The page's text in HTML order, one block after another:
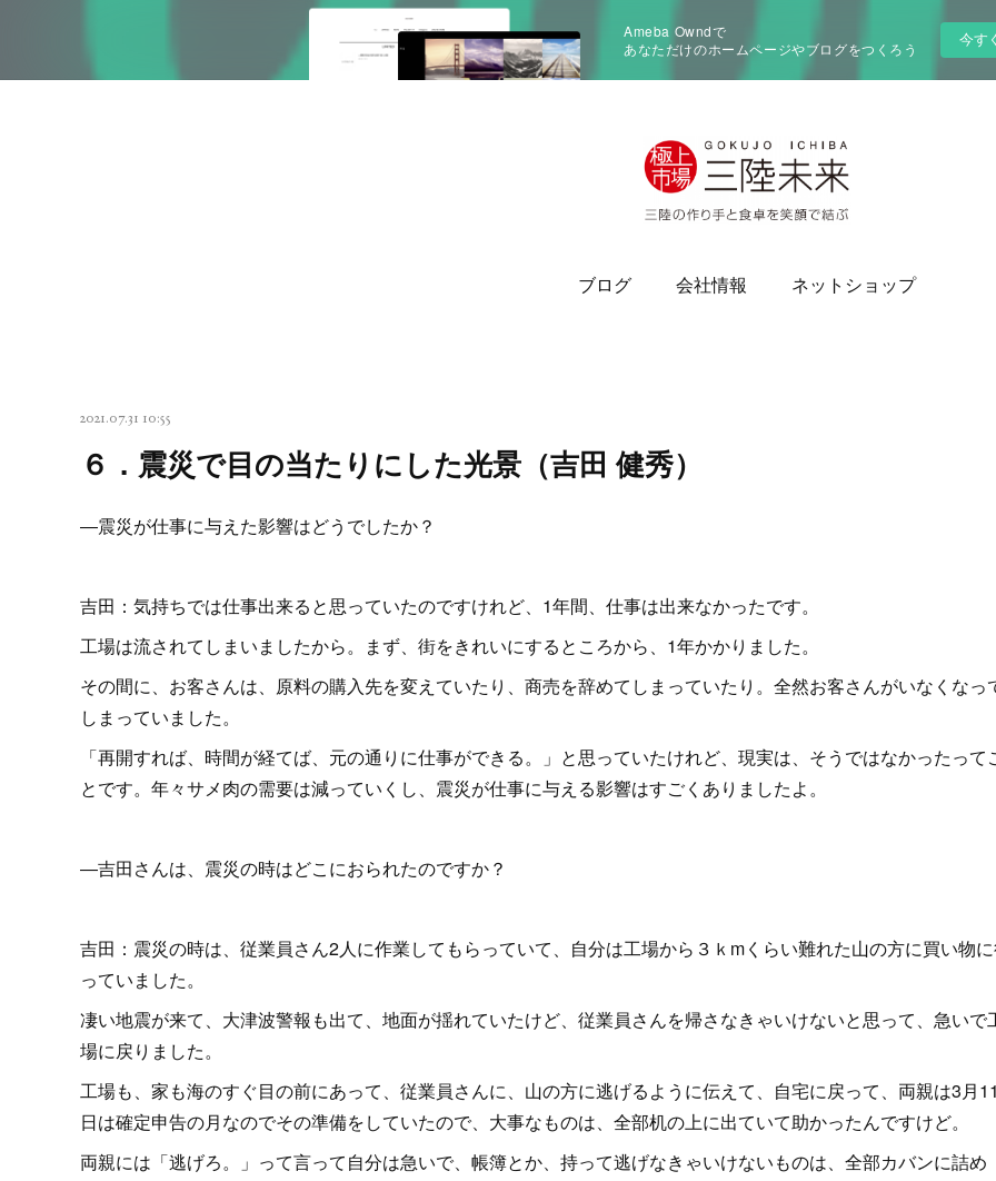
Ameba Owndで
あなただけのホームページやブログをつくろう
今す
ブログ 会社情報 ネットショップ
2021.07.31 10:55
６．震災で目の当たりにした光景（吉田 健秀）
―震災が仕事に与えた影響はどうでしたか？
吉田：気持ちでは仕事出来ると思っていたのですけれど、1年間、仕事は出来なかったです。
工場は流されてしまいましたから。まず、街をきれいにするところから、1年かかりました。
その間に、お客さんは、原料の購入先を変えていたり、商売を辞めてしまっていたり。全然お客さんがいなくなっ
しまっていました。
「再開すれば、時間が経てば、元の通りに仕事ができる。」と思っていたけれど、現実は、そうではなかったって
とです。年々サメ肉の需要は減っていくし、震災が仕事に与える影響はすごくありましたよ。
―吉田さんは、震災の時はどこにおられたのですか？
吉田：震災の時は、従業員さん2人に作業してもらっていて、自分は工場から３ｋmくらい難れた山の方に買い物
っていました。
凄い地震が来て、大津波警報も出て、地面が揺れていたけど、従業員さんを帰さなきゃいけないと思って、急いで
場に戻りました。
工場も、家も海のすぐ目の前にあって、従業員さんに、山の方に逃げるように伝えて、自宅に戻って、両親は3月
日は確定申告の月なのでその準備をしていたので、大事なものは、全部机の上に出ていて助かったんですけど。
両親には「逃げろ。」って言って自分は急いで、帳簿とか、持って逃げなきゃいけないものは、全部カバンに詰め